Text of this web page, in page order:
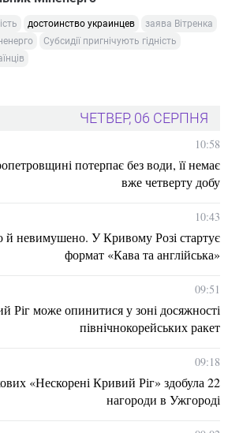
достоинство украинцев
заява Вітренка
Субсидії пригнічують гідність
ЧЕТВЕР, 06 СЕРПНЯ
10:58
потерпає без води, її немає
вже четверту добу
10:43
й невимушено. У Кривому Розі стартує
формат «Кава та англійська»
09:51
Ріг може опинитися у зоні досяжності
північнокорейських ракет
09:18
«Нескорені Кривий Ріг» здобула 22
нагороди в Ужгороді